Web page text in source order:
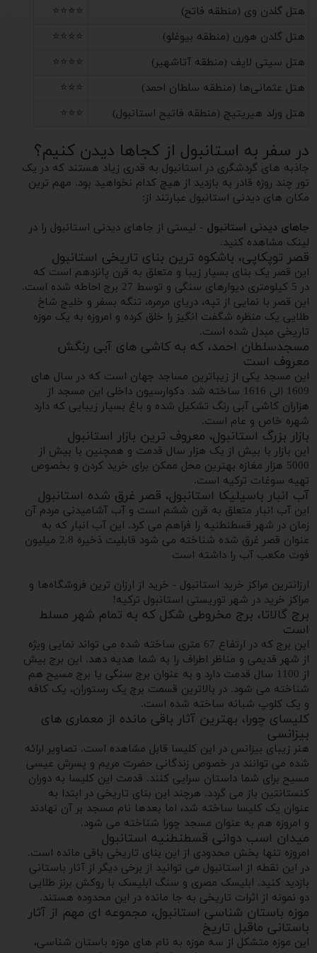
هتل گلدن وی (منطقه فاتح)
⭐⭐⭐⭐
هتل گلدن هورن (منطقه بیوغلو)
⭐⭐⭐⭐
هتل سیتی لایف (منطقه آتاشهیر)
⭐⭐⭐⭐
هتل عثمانی‌ها (منطقه سلطان احمد)
⭐⭐⭐
هتل ورلد هیریتیچ (منطقه فاتیح استانبول)
⭐⭐⭐
در سفر به استانبول از کجاها دیدن کنیم؟
جاذبه های گردشگری در استانبول به قدری زیاد هستند که در یک
تور چند روزه قادر به بازدید از هیچ کدام نخواهید بود. مهم ترین
مکان های دیدنی استانبول عبارتند از:
جاهای دیدنی استانبول - لیستی از جاهای دیدنی استانبول را در
لینک مشاهده کنید.
قصر توپکاپی، باشکوه ترین بنای تاریخی استانبول
این قصر یک بنای بسیار زیبا و متعلق به قرن پانزدهم است که
در 5 کیلومتری دیوارهای سنگی و توسط 27 برج احاطه شده است.
این قصر با نمایی از تپه، دریای مرمره، تنگه بسفر و خلیج شاخ
طلایی یک منظره شگفت انگیز را خلق کرده و امروزه به یک موزه
تاریخی مبدل شده است.
مسجدسلطان احمد، که به کاشی های آبی رنگش
معروف است
این مسجد یکی از زیباترین مساجد جهان است که در سال های
1609 الی 1616 ساخته شد. دکوارسیون داخلی این مسجد از
هزاران کاشی آبی رنگ تشکیل شده و باغ بسیار زیبایی که دارد
شهره خاص و عام است.
بازار بزرگ استانبول، معروف ترین بازار استانبول
این بازار با بیش از یک هزار سال قدمت و همچنین با بیش از
5000 هزار مغازه بهترین محل ممکن برای خرید کردن و بخصوص
تهیه سوغات ترکیه است.
آب انبار باسیلیکا استانبول، قصر غرق شده استانبول
این آب انبار متعلق به قرن ششم است و آب آشامیدنی مردم آن
زمان در شهر قسطنطنیه را فراهم می کرد. این آب انبار که به
عنوان قصر غرق شده شناخته می شود قابلیت ذخیره 2.8 میلیون
فوت مکعب آب را داشته است
ارزانترین مراکز خرید استانبول - خرید از ارزان ترین فروشگاه‌ها و
مراکز خرید در شهر توریستی استانبول ترکیه!
برج گالاتا، برج مخروطی شکل که به تمام شهر مسلط
است
این برج که در ارتفاع 67 متری ساخته شده می تواند نمایی ویژه
از شهر قدیمی و مناظر اطراف را به شما هدیه دهد. این برج بیش
از 1100 سال قدمت دارد و به عنوان برج سنگی یا برج مسیح هم
شناخته می شود. در بالاترین قسمت برج یک رستوران، یک کافه
و یک کلوپ شبانه ساخته شده است.
کلیسای چورا، بهترین آثار باقی مانده از معماری های
بیزانسی
هنر زیبای بیزانس در این کلیسا قابل مشاهده است. تصاویر ارائه
شده می توانند در خصوص زندگانی حضرت مریم و پسرش عیسی
مسیح برای شما داستان سرایی کنند. قدمت این کلیسا به دوران
کنستانتین باز می گردد. هرچند این بنای تاریخی در ابتدا به
عنوان یک کلیسا ساخته شد، اما بعدها نام مسجد بر آن نهادند
و امروزه هم به عنوان مسجد چورا شناخته می شود.
میدان اسب دوانی قسطنطنیه استانبول
امروزه تنها بخش محدودی از این بنای تاریخی باقی مانده است.
در این نقطه از استانبول می توانید از برخی دیگر از آثار باستانی
بازدید کنید. ابلیسک مصری و سنگ ابلیسک با روکش برنز طلایی
دو نمونه از اثرات تاریخی به جا مانده در این محدوده هستند.
موزه باستان شناسی استانبول، مجموعه ای مهم از آثار
باستانی ماقبل تاریخ
این موزه متشکل از سه موزه به نام های موزه باستان شناسی،